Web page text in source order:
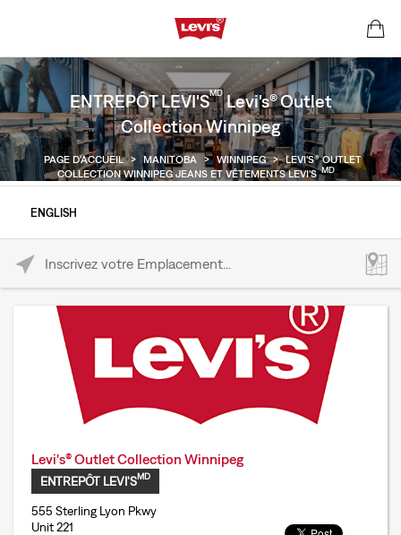
ENTREPÔT LEVI'SMDLevi's® Outlet
Collection Winnipeg
PAGE D'ACCUEIL > MANITOBA > WINNIPEG > LEVI'S® OUTLET
COLLECTION WINNIPEG JEANS ET VÊTEMENTS LEVI'S MD
ENGLISH
Levi's® Outlet Collection Winnipeg
ENTREPÔT LEVI'SMD
555 Sterling Lyon Pkwy
Unit 221